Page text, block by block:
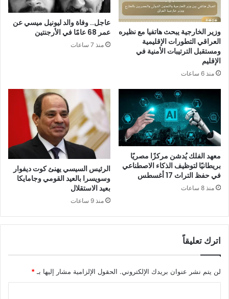
وزير الخارجية يبحث هاتفيا مع نظيره
العراقي التطورات الإقليمية
ومستقبل الترتيبات الأمنية في
الإقليم
منذ 6 ساعات
عاجل.. وفاة والد ليونيل ميسي عن
عمر 68 عامًا في الأرجنتين
منذ 7 ساعات
معهد الفلك يُدشن مركزًا مصريًا
بريطانيًا لتوظيف الذكاء الاصطناعي
في حفظ التراث 17 أغسطس
منذ 8 ساعات
الرئيس السيسي يهنئ كوت ديفوار
وسويسرا بالعيد القومي وجامايكا
بعيد الاستقلال
منذ 9 ساعات
اترك تعليقاً
لن يتم نشر عنوان بريدك الإلكتروني. الحقول الإلزامية مشار إليها بـ*